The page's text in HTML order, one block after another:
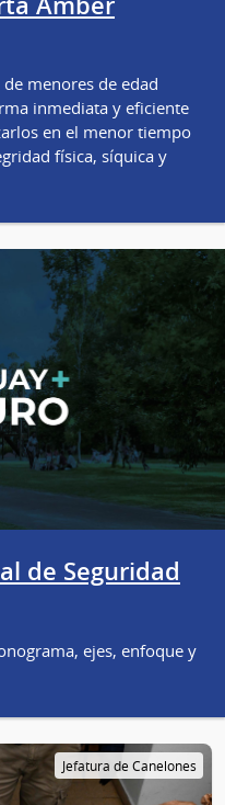
menores de edad
inmediata y eficiente
en el menor tiempo
física, síquica y
de Seguridad
ejes, enfoque y
Jefatura de Canelones